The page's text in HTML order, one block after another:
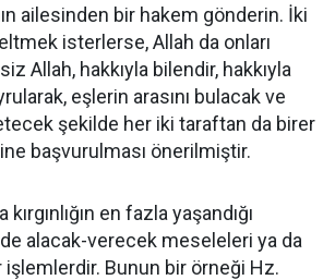
ailesinden bir hakem gönderin. İki
isterlerse, Allah da onları
Allah, hakkıyla bilendir, hakkıyla
eşlerin arasını bulacak ve
şekilde her iki taraftan da birer
başvurulması önerilmiştir.
en fazla yaşandığı
alacak-verecek meseleleri ya da
işlemlerdir. Bunun bir örneği Hz.